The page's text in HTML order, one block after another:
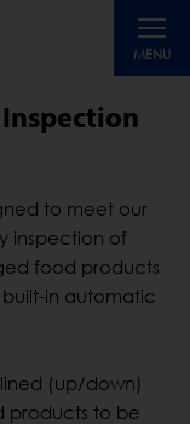
MENU
Toggle
to meet our
inspection of
food products
in automatic
(up/down)
products to be